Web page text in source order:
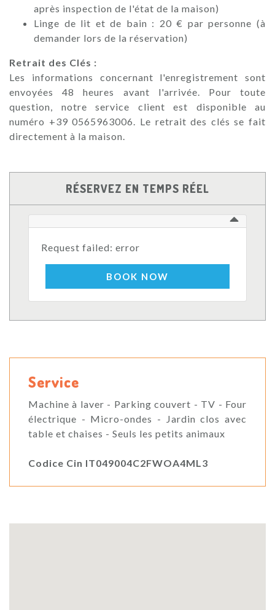
après inspection de l'état de la maison)
Linge de lit et de bain : 20 € par personne (à
demander lors de la réservation)
Retrait des Clés :
Les informations concernant l'enregistrement sont
envoyées 48 heures avant l'arrivée. Pour toute
question, notre service client est disponible au
numéro +39 0565963006. Le retrait des clés se fait
directement à la maison.
RÉSERVEZ EN TEMPS RÉEL
Request failed: error
BOOK NOW
Service
Machine à laver - Parking couvert - TV - Four
électrique - Micro-ondes - Jardin clos avec
table et chaises - Seuls les petits animaux
Codice Cin IT049004C2FWOA4ML3